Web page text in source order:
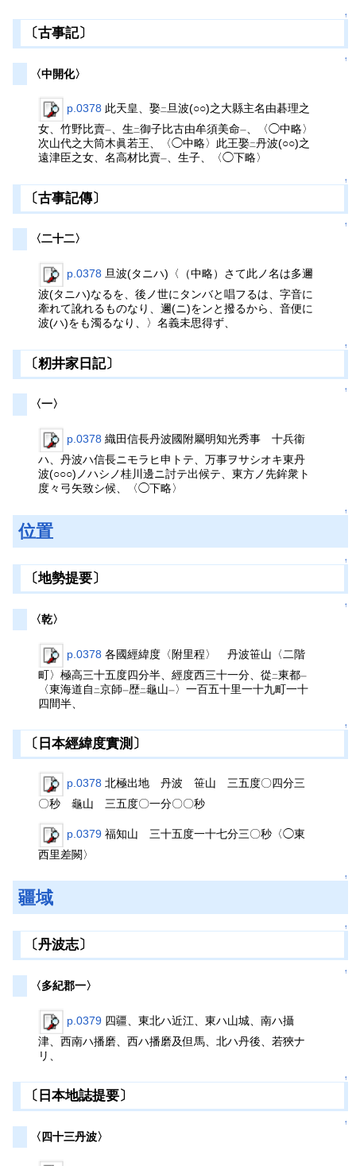
↑
〔古事記〕
↑
〈中開化〉
p.0378 此天皇、娶二 旦波(○○)之大縣主名由碁理之
女、竹野比賣一、生二御子比古由牟須美命一、〈◯中略〉
次山代之大筒木眞若王、〈◯中略〉此王娶二丹波(○○)之
遠津臣之女、名高材比賣一、生子、〈◯下略〉
↑
〔古事記傳〕
↑
〈二十二〉
p.0378 旦波(タニハ)〈（中略）さて此ノ名は多邇
波(タニハ)なるを、後ノ世にタンバと唱フるは、字音に
牽れて訛れるものなり、邇(ニ)をンと撥るから、音便に
波(ハ)をも濁るなり、〉名義未思得ず、
↑
〔籾井家日記〕
↑
〈一〉
p.0378 織田信長丹波國附屬明知光秀事 十兵衞
ハ、丹波ハ信長ニモラヒ申トテ、万事ヲサシオキ東丹
波(○○○)ノハシノ桂川邊ニ討テ出候テ、東方ノ先鉾衆ト
度々弓矢致シ候、〈◯下略〉
↑
位置
↑
〔地勢提要〕
↑
〈乾〉
p.0378 各國經緯度〈附里程〉 丹波笹山〈二階
町〉極高三十五度四分半、經度西三十一分、從 二東都一
〈東海道自 二京師一歴二龜山一 〉一百五十里一十九町一十
四間半、
↑
〔日本經緯度實測〕
p.0378 北極出地 丹波 笹山 三五度〇四分三
〇秒 龜山 三五度〇一分〇〇秒
p.0379 福知山 三十五度一十七分三〇秒〈◯東
西里差闕〉
↑
疆域
↑
〔丹波志〕
↑
〈多紀郡一〉
p.0379 四疆、東北ハ近江、東ハ山城、南ハ攝
津、西南ハ播磨、西ハ播磨及但馬、北ハ丹後、若狹ナ
リ、
↑
〔日本地誌提要〕
↑
〈四十三丹波〉